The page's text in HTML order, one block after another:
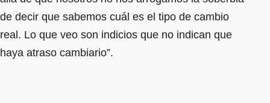
de decir que sabemos cuál es el tipo de cambio
real. Lo que veo son indicios que no indican que
haya atraso cambiario”.